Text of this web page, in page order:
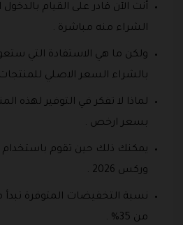
أنت الآن قادر على القيام
الشراء منه مباشرة .
ولكن ما هي الاستفادة التي
بالشراء السعر الاصلي
لماذا لا تفكر في التوفير لهذه
بسعر ارخص .
يمكنك ذلك حين تقوم
وركس 2026 .
من 35% .